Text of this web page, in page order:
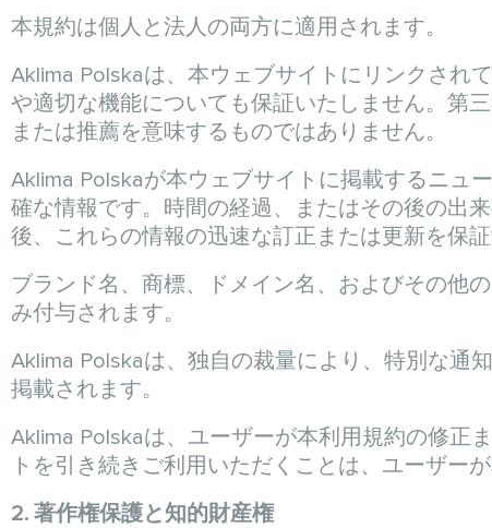
本規約は個人と法人の両方に適用されます。
Aklima Polskaは、本ウェブサイトにリンクされ
や適切な機能についても保証いたしません。第
または推薦を意味するものではありません。
Aklima Polskaが本ウェブサイトに掲載するニュ
確な情報です。時間の経過、またはその後の出
後、これらの情報の迅速な訂正または更新を保
ブランド名、商標、ドメイン名、およびその他
み付与されます。
Aklima Polskaは、独自の裁量により、特別な通
掲載されます。
Aklima Polskaは、ユーザーが本利用規約の修正
トを引き続きご利用いただくことは、ユーザー
2. 著作権保護と知的財産権